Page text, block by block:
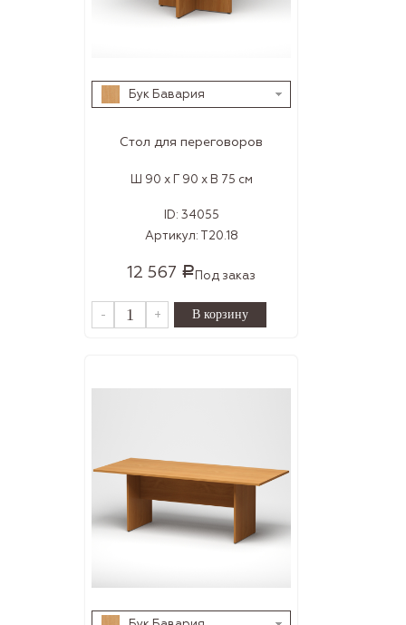
Бук Бавария
Стол для переговоров
Ш 90 x Г 90 x В 75 см
ID: 34055
Артикул: Т20.18
12 567 РПод заказ
- +